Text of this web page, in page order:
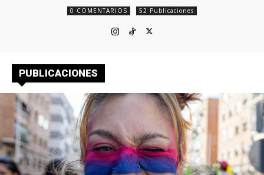
0 COMENTARIOS 52 Publicaciones
PUBLICACIONES